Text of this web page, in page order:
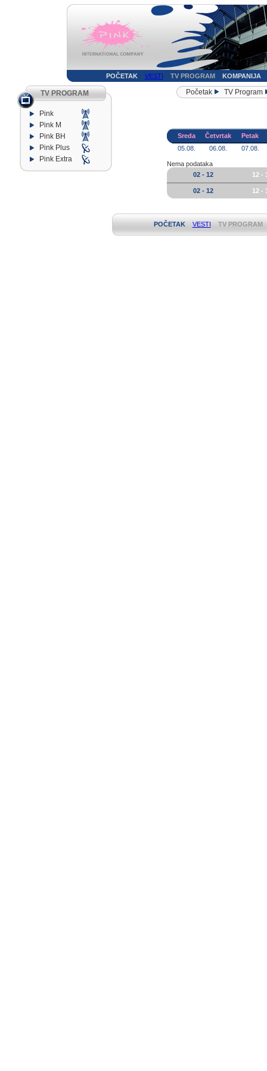
POČETAK VESTI TV PROGRAM KOMPANIJA
TV PROGRAM
Pink
Pink M
Pink BH
Pink Plus
Pink Extra
Početak TV Program
Sreda Četvrtak
Petak
05.08.
06.08. 07.08.
Nema podataka
02 - 12
12 -
02 - 12 12 -
POČETAK VESTI TV PROGRAM